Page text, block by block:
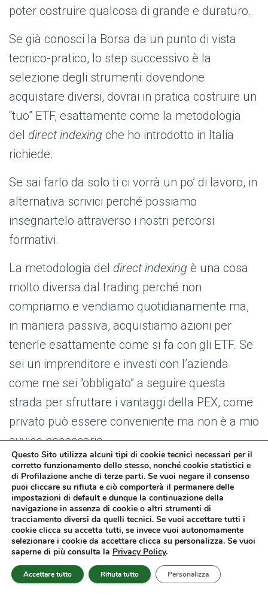
poter costruire qualcosa di grande e duraturo.
Se già conosci la Borsa da un punto di vista
tecnico-pratico, lo step successivo è la
selezione degli strumenti: dovendone
acquistare diversi, dovrai in pratica costruire un
“tuo” ETF, esattamente come la metodologia
del direct indexing che ho introdotto in Italia
richiede.
Se sai farlo da solo ti ci vorrà un po’ di lavoro, in
alternativa scrivici perché possiamo
insegnartelo attraverso i nostri percorsi
formativi.
La metodologia del direct indexing è una cosa
molto diversa dal trading perché non
compriamo e vendiamo quotidianamente ma,
in maniera passiva, acquistiamo azioni per
tenerle esattamente come si fa con gli ETF. Se
sei un imprenditore e investi con l’azienda
come me sei “obbligato” a seguire questa
strada per sfruttare i vantaggi della PEX, come
privato può essere conveniente ma non è a mio
avviso necessario.
Conclusioni
In questo articolo abbiamo provato a delineare
una guida iniziale per investimenti riservati a
lavoratori autonomi e imprenditori.
Mi auguro di esserti stato utile, per domande e
osservazioni non esitare a scrivere nei
Questo Sito utilizza alcuni tipi di cookie tecnici necessari per il
corretto funzionamento dello stesso, nonché cookie statistici e
di Profilazione anche di terze parti. Se vuoi negare il consenso
puoi cliccare su rifiuta e ciò comporterà il permanere delle
impostazioni di default e dunque la continuazione della
navigazione in assenza di cookie o altri strumenti di
tracciamento diversi da quelli tecnici. Se vuoi accettare tutti i
cookie clicca su accetta tutti, se invece vuoi autonomamente
selezionare i cookie da accettare clicca su personalizza. Se vuoi
saperne di più consulta la Privacy Policy.
Accettare tutto Rifiuta tutto Personalizza